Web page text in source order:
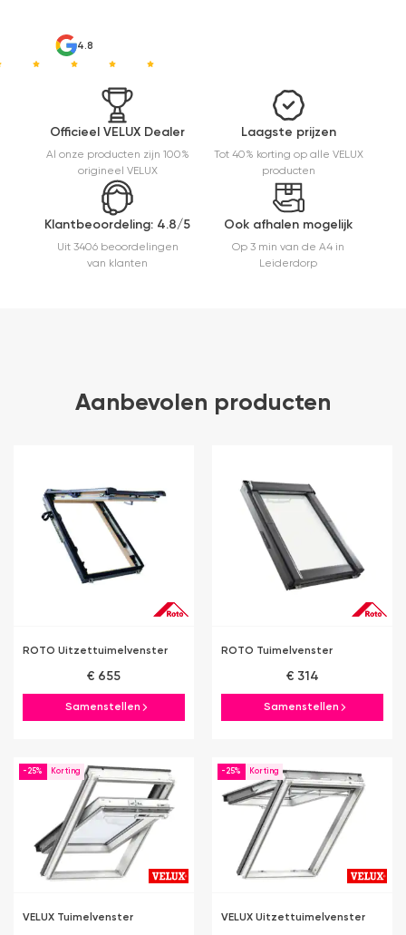
4.8
Officieel VELUX Dealer
Al onze producten zijn 100%
origineel VELUX
Laagste prijzen
Tot 40% korting op alle VELUX
producten
Klantbeoordeling: 4.8/5
Uit 3406 beoordelingen
van klanten
Ook afhalen mogelijk
Op 3 min van de A4 in
Leiderdorp
Aanbevolen producten
ROTO Uitzettuimelvenster
€ 655
Samenstellen
ROTO Tuimelvenster
€ 314
Samenstellen
-25%
VELUX Tuimelvenster
-25%
VELUX Uitzettuimelvenster